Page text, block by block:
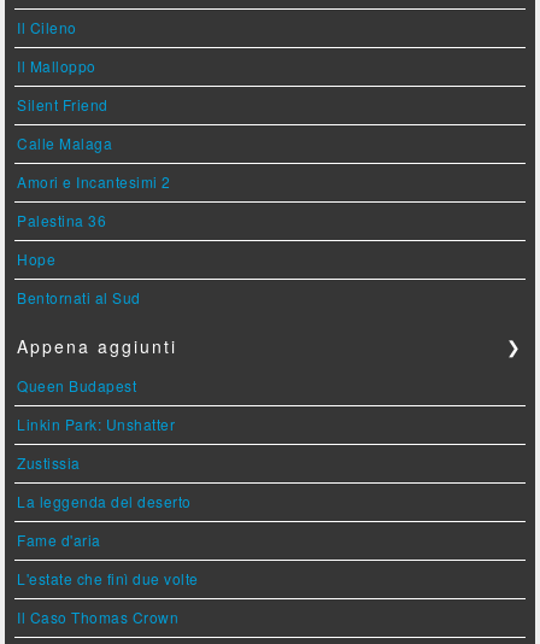
Il Cileno
Il Malloppo
Silent Friend
Calle Malaga
Amori e Incantesimi 2
Palestina 36
Hope
Bentornati al Sud
Appena aggiunti ❯
Queen Budapest
Linkin Park: Unshatter
Zustissia
La leggenda del deserto
Fame d'aria
L'estate che finì due volte
Il Caso Thomas Crown